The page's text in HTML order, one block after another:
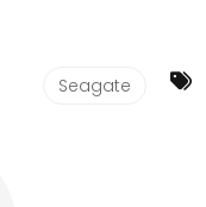
Seagate